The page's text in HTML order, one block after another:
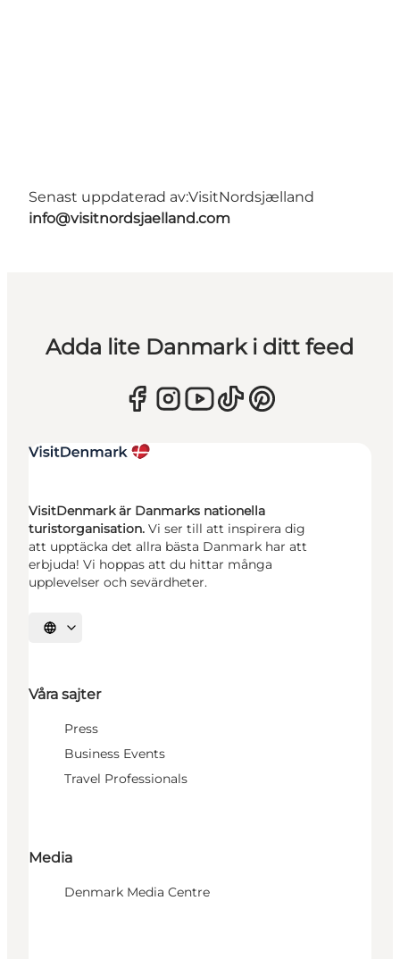
Senast uppdaterad av:VisitNordsjælland
info@visitnordsjaelland.com
Adda lite Danmark i ditt feed
VisitDenmark är Danmarks nationella
turistorganisation. Vi ser till att inspirera dig
att upptäcka det allra bästa Danmark har att
erbjuda! Vi hoppas att du hittar många
upplevelser och sevärdheter.
Välj språk
Våra sajter
Press
Business Events
Travel Professionals
Media
Denmark Media Centre